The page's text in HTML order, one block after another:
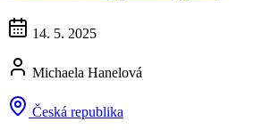
14. 5. 2025
Michaela Hanelová
Česká republika